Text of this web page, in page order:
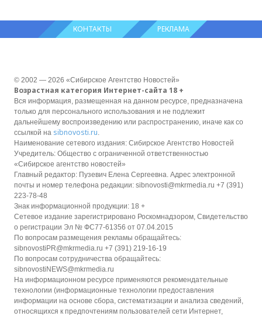
КОНТАКТЫ РЕКЛАМА
© 2002 — 2026 «Сибирское Агентство Новостей»
Возрастная категория Интернет-сайта 18 +
Вся информация, размещенная на данном ресурсе, предназначена
только для персонального использования и не подлежит
дальнейшему воспроизведению или распространению, иначе как со
ссылкой на sibnovosti.ru
Наименование сетевого издания: Сибирское Агентство Новостей
Учредитель: Общество с ограниченной ответственностью
«Сибирское агентство новостей»
Главный редактор: Пузевич Елена Сергеевна. Адрес электронной
почты и номер телефона редакции: sibnovosti@mkrmedia.ru +7 (391)
223-78-48
Знак информационной продукции: 18 +
Сетевое издание зарегистрировано Роскомнадзором, Свидетельство
о регистрации Эл № ФС77-61356 от 07.04.2015
По вопросам размещения рекламы обращайтесь:
sibnovostiPR@mkrmedia.ru +7 (391) 219-16-19
По вопросам сотрудничества обращайтесь:
sibnovostiNEWS@mkrmedia.ru
На информационном ресурсе применяются рекомендательные
технологии (информационные технологии предоставления
информации на основе сбора, систематизации и анализа сведений,
относящихся к предпочтениям пользователей сети Интернет,